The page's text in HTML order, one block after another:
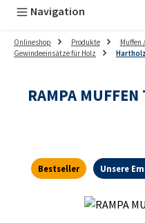
Navigation
Onlineshop Produkte
Muffen
Gewindeeinsätze für Holz
RAMPA MUFFEN
Bestseller Unsere
Bildergalerie